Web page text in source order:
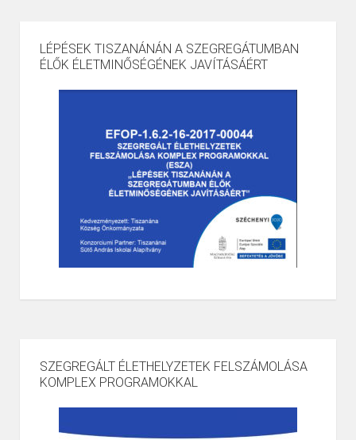
LÉPÉSEK TISZANÁNÁN A SZEGREGÁTUMBAN
ÉLŐK ÉLETMINŐSÉGÉNEK JAVÍTÁSÁÉRT
SZEGREGÁLT ÉLETHELYZETEK FELSZÁMOLÁSA
KOMPLEX PROGRAMOKKAL